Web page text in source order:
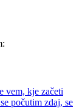
vem, kje začeti
počutim zdaj, se